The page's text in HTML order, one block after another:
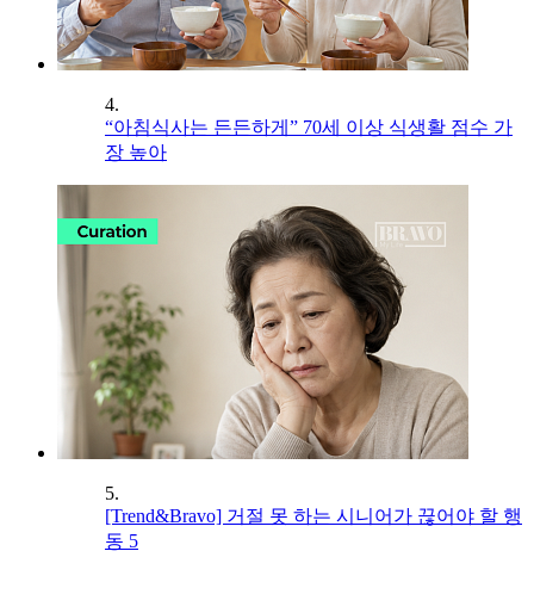
4.
“아침식사는 든든하게” 70세 이상 식생활 점수 가
장 높아
5.
[Trend&Bravo] 거절 못 하는 시니어가 끊어야 할 행
동 5